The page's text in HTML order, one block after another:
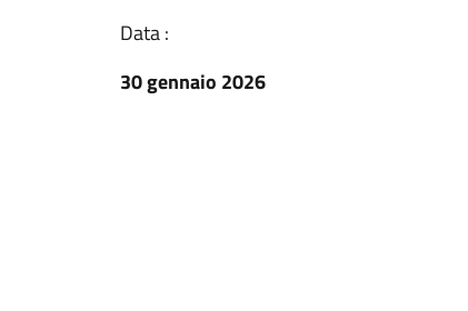
Data :
30 gennaio 2026